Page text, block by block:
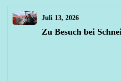
Juli 13, 2026
Zu Besuch bei